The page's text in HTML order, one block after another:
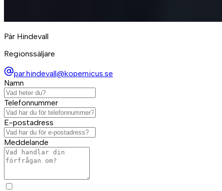
Pär Hindevall
Regionssäljare
par.hindevall@kopernicus.se
Namn
Telefonnummer
E-postadress
Meddelande